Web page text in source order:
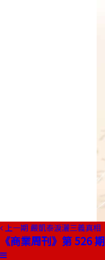
上一期 嚴凱泰淚灑三義真相
《商業周刊》第 526 期